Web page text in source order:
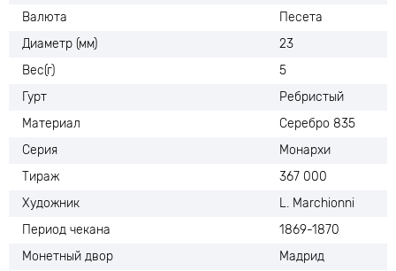
Валюта
Песета
Диаметр (мм)
23
Вес(г)
5
Гурт
Ребристый
Материал
Серебро 835
Серия
Монархи
Тираж
367 000
Художник
L. Marchionni
Период чекана
1869-1870
Монетный двор
Мадрид